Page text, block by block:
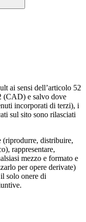
ai sensi dell’articolo 52
(CAD) e salvo dove
incorporati di terzi), i
sul sito sono rilasciati
distribuire,
rappresentare,
mezzo e formato e
per opere derivate)
solo onere di